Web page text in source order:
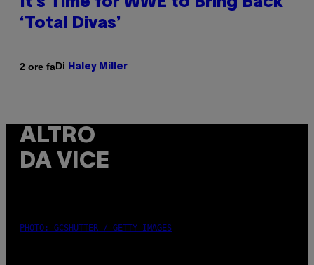
‘Total Divas’
2 ore faDi Haley Miller
ALTRO
DA VICE
PHOTO: GCSHUTTER / GETTY IMAGES